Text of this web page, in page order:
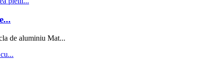
de aluminiu Mat...